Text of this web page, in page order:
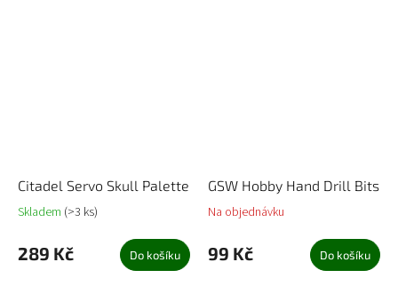
Citadel Servo Skull Palette
Skladem (>3 ks)
289 Kč Do košíku
GSW Hobby Hand Drill Bits
Na objednávku
99 Kč Do košíku